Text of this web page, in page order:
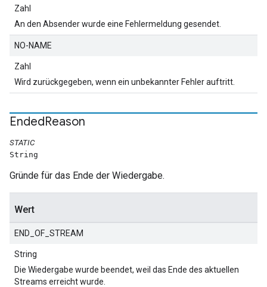
Zahl
An den Absender wurde eine Fehlermeldung gesendet.
NO-NAME
Zahl
Wird zurückgegeben, wenn ein unbekannter Fehler auftritt.
EndedReason
STATIC
String
Gründe für das Ende der Wiedergabe.
Wert
END_OF_STREAM
String
Die Wiedergabe wurde beendet, weil das Ende des aktuellen
Streams erreicht wurde.